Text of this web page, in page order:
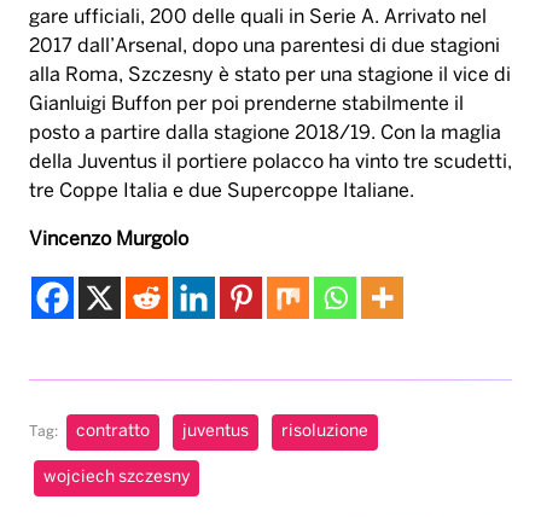
gare ufficiali, 200 delle quali in Serie A. Arrivato nel
2017 dall’Arsenal, dopo una parentesi di due stagioni
alla Roma, Szczesny è stato per una stagione il vice di
Gianluigi Buffon per poi prenderne stabilmente il
posto a partire dalla stagione 2018/19. Con la maglia
della Juventus il portiere polacco ha vinto tre scudetti,
tre Coppe Italia e due Supercoppe Italiane.
Vincenzo Murgolo
Tag: contratto juventus risoluzione
wojciech szczesny